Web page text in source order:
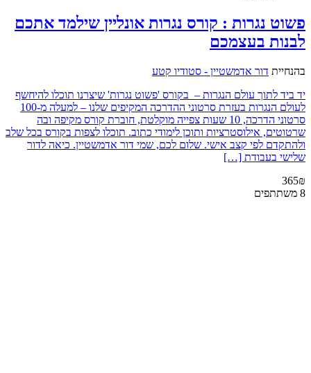
פשוט נגרות : קורס נגרות אונליין שילמד אתכם
לבנות בעצמכם
בהנחיית דור אדמשטיין - סטודיו קטע
יד ביד לתוך עולם הנגרות – בקורס 'פשוט נגרות' שיצרנו תוכלו להיחשף
לעולם הנגרות בעזרת סרטוני ההדרכה המקיפים שלנו – למעלה מ-100
סרטוני הדרכה, 10 שעות צפייה מוקלטת, חוברת קורס מקיפה ובה
שרטוטים, אילוסטרציות ותוכן לימודי כתוב. תוכלו לצפות בקורס בכל שלב
ולהתקדם לפי קצב אישי. שלום לכם, שמי דור אדמשטיין. כיאה לדור
שלישי בעבודת […]
365₪
8 משתתפים